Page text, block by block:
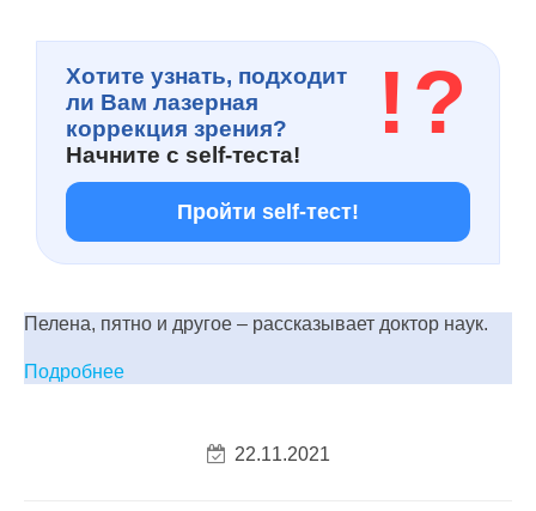
Хотите узнать, подходит
ли Вам лазерная
коррекция зрения?
Начните с self-теста!
!?
Пройти self-тест!
Пелена, пятно и другое – рассказывает доктор наук.
Подробнее
22.11.2021